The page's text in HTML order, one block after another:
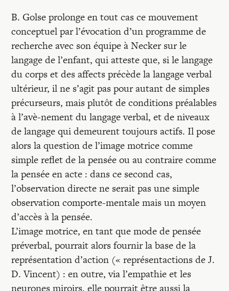
B. Golse prolonge en tout cas ce mouvement
conceptuel par l’évocation d’un programme de
recherche avec son équipe à Necker sur le
langage de l’enfant, qui atteste que, si le langage
du corps et des affects précède la langage verbal
ultérieur, il ne s’agit pas pour autant de simples
précurseurs, mais plutôt de conditions préalables
à l’avè-nement du langage verbal, et de niveaux
de langage qui demeurent toujours actifs. Il pose
alors la question de l’image motrice comme
simple reflet de la pensée ou au contraire comme
la pensée en acte : dans ce second cas,
l’observation directe ne serait pas une simple
observation comporte-mentale mais un moyen
d’accès à la pensée.
L’image motrice, en tant que mode de pensée
préverbal, pourrait alors fournir la base de la
représentation d’action (« repré­sentactions de J.
D. Vincent) : en outre, via l’empathie et les
neurones miroirs, elle pourrait être aussi la